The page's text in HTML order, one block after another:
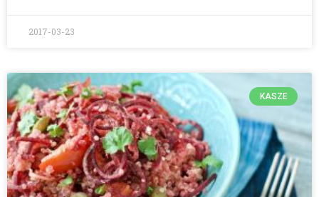
2017-03-23
KASZE